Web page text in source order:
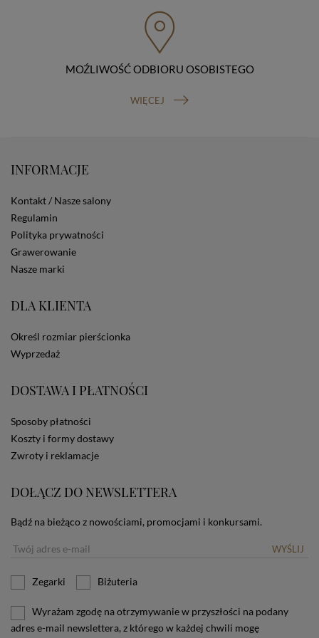
organu nadzorczego (Prezesa Urzędu Ochrony Danych
Osobowych, ul. Stawki 2, 00-193 Warszawa) oraz
prawo do cofnięcia zgody na przetwarzanie danych
osobowych (masz prawo cofnięcia zgody na
przetwarzanie danych w dowolnym momencie;
przetwarzania, którego dokonano na podstawie Twojej
zgody przed jej cofnięciem). W celu wykonania swoich
nie podasz danych, nie będziesz mógł przeglądać
zawartości naszej strony
Zautomatyzowane podejmowanie decyzji
Na stronie Sklepu są wykorzystywane pliki cookies.
Stosowane są one w celach zapewnienia maksymalnej
wygody wszystkich użytkowników (w tym Kupujących)
przy korzystaniu ze Sklepu (zapamiętywanie
preferencji i ustawień na stronie, zbieranie
anonimowych danych dla celów reklamowych i
portale społecznościowe, np. Facebook). Korzystanie
dotyczących cookies oznacza, że będą one
zamieszczane w urządzeniu końcowym każdego
użytkownika. Jeżeli użytkownik nie wyraża zgody na
ustawienia swojej przeglądarki.
informacji o plikach cookies.
MOŹLIWOŚĆ ODBIORU OSOBISTEGO
WIĘCEJ
INFORMACJE
Kontakt / Nasze salony
Regulamin
Polityka prywatności
Grawerowanie
Nasze marki
DLA KLIENTA
Określ rozmiar pierścionka
Wyprzedaż
DOSTAWA I PŁATNOŚCI
Sposoby płatności
Koszty i formy dostawy
Zwroty i reklamacje
DOŁĄCZ DO NEWSLETTERA
Bądź na bieżąco z nowościami, promocjami i konkursami.
WYŚLIJ
Zegarki Biżuteria
Wyrażam zgodę na otrzymywanie w przyszłości na podany
adres e-mail newslettera, z którego w każdej chwili mogę